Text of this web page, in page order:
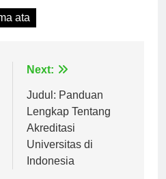
ata
Next:
Judul: Panduan
Lengkap Tentang
Akreditasi
Universitas di
Indonesia